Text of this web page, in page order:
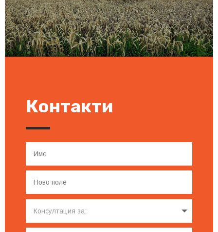
Контакти